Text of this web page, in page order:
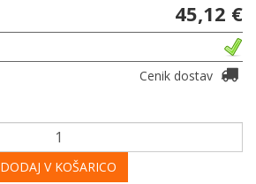
45,12 €
Cenik dostav
DODAJ V KOŠARICO